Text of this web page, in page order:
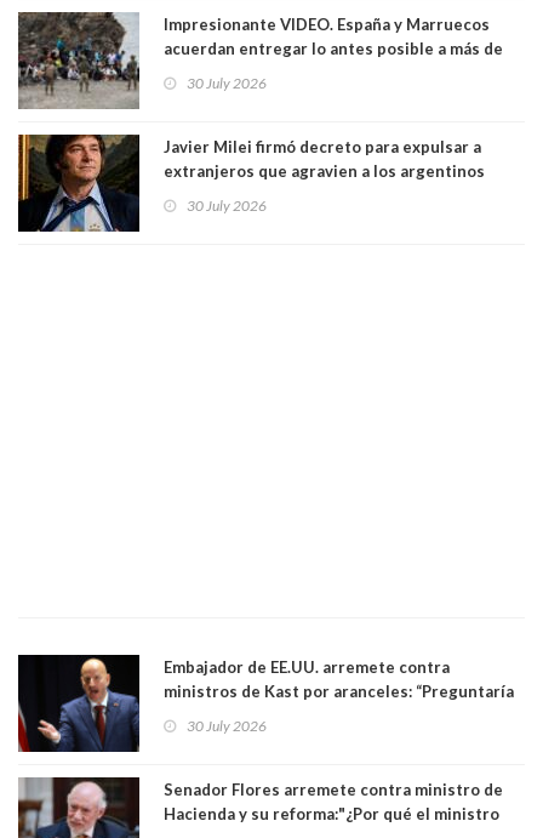
Impresionante VIDEO. España y Marruecos
acuerdan entregar lo antes posible a más de
avalancha y de manera irregular a territorio
30 July 2026
Javier Milei firmó decreto para expulsar a
extranjeros que agravien a los argentinos
30 July 2026
Embajador de EE.UU. arremete contra
ministros de Kast por aranceles: “Preguntaría
Yo diría que no”
30 July 2026
Senador Flores arremete contra ministro de
Hacienda y su reforma:"¿Por qué el ministro